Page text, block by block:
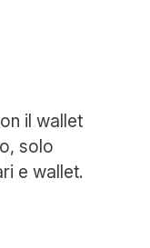
il wallet
solo
e wallet.